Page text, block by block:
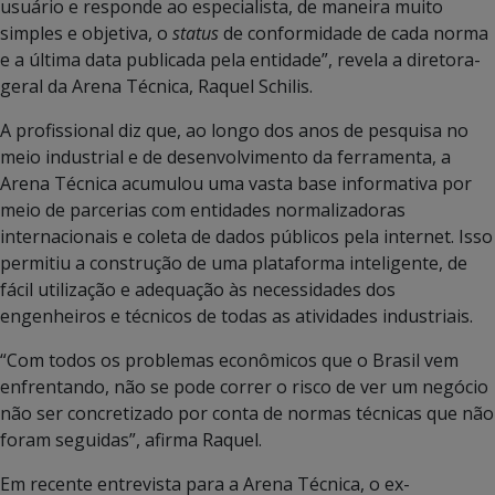
usuário e responde ao especialista, de maneira muito
simples e objetiva, o statusde conformidade de cada norma
e a última data publicada pela entidade”, revela a diretora-
geral da Arena Técnica, Raquel Schilis.
A profissional diz que, ao longo dos anos de pesquisa no
meio industrial e de desenvolvimento da ferramenta, a
Arena Técnica acumulou uma vasta base informativa por
meio de parcerias com entidades normalizadoras
internacionais e coleta de dados públicos pela internet. Isso
permitiu a construção de uma plataforma inteligente, de
fácil utilização e adequação às necessidades dos
engenheiros e técnicos de todas as atividades industriais.
“Com todos os problemas econômicos que o Brasil vem
enfrentando, não se pode correr o risco de ver um negócio
não ser concretizado por conta de normas técnicas que não
foram seguidas”, afirma Raquel.
Em recente entrevista para a Arena Técnica, o ex-